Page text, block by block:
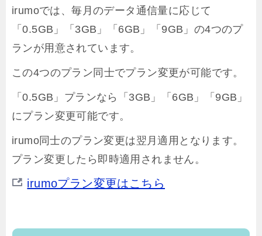
irumoでは、毎月のデータ通信量に応じて
「0.5GB」「3GB」「6GB」「9GB」の4つのプ
ランが用意されています。
この4つのプラン同士でプラン変更が可能です。
「0.5GB」プランなら「3GB」「6GB」「9GB」
にプラン変更可能です。
irumo同士のプラン変更は翌月適用となります。
プラン変更したら即時適用されません。
irumoプラン変更はこちら